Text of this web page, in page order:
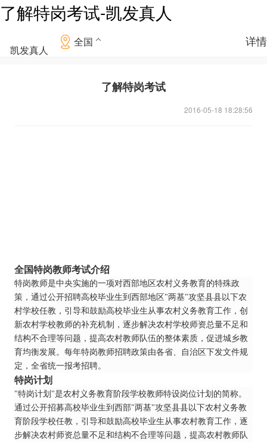
了解特岗考试-凯发真人
凯发真人
全国 详情
了解特岗考试
2016-05-18 18:28:56
全国特岗教师考试介绍
特岗教师是中央实施的一项对西部地区农村义务教育的特殊政
策，通过公开招聘高校毕业生到西部地区"两基"攻坚县县以下农
村学校任教，引导和鼓励高校毕业生从事农村义务教育工作，创
新农村学校教师的补充机制，逐步解决农村学校师资总量不足和
结构不合理等问题，提高农村教师队伍的整体素质，促进城乡教
育均衡发展。每年特岗教师招聘政策由各省、自治区下发文件规
定，全省统一报考招聘。
特岗计划
"特岗计划"是农村义务教育阶段学校教师特设岗位计划的简称。
通过公开招募高校毕业生到西部"两基"攻坚县县以下农村义务教
育阶段学校任教，引导和鼓励高校毕业生从事农村教育工作，逐
步解决农村师资总量不足和结构不合理等问题，提高农村教师队